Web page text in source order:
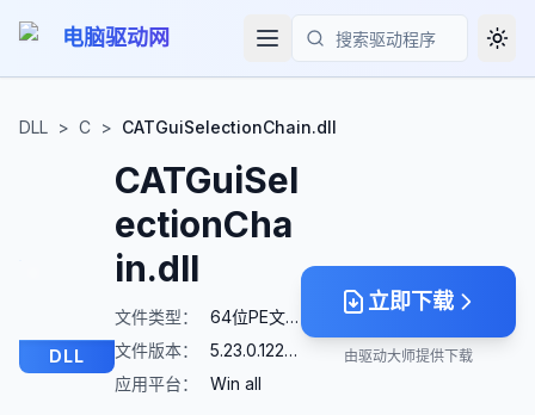
电脑驱动网
搜索
DLL > C > CATGuiSelectionChain.dll
DLL
CATGuiSel
ectionCha
in.dll
文件类型：
64位PE文件
文件版本：
5.23.0.12266
应用平台：
Win all
立即下载
由驱动大师提供下载